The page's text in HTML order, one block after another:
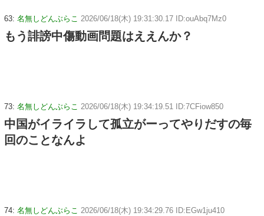
63: 名無しどんぶらこ 2026/06/18(木) 19:31:30.17 ID:ouAbq7Mz0
もう誹謗中傷動画問題はええんか？
73: 名無しどんぶらこ 2026/06/18(木) 19:34:19.51 ID:7CFiow850
中国がイライラして孤立がーってやりだすの毎
回のことなんよ
74: 名無しどんぶらこ 2026/06/18(木) 19:34:29.76 ID:EGw1ju410